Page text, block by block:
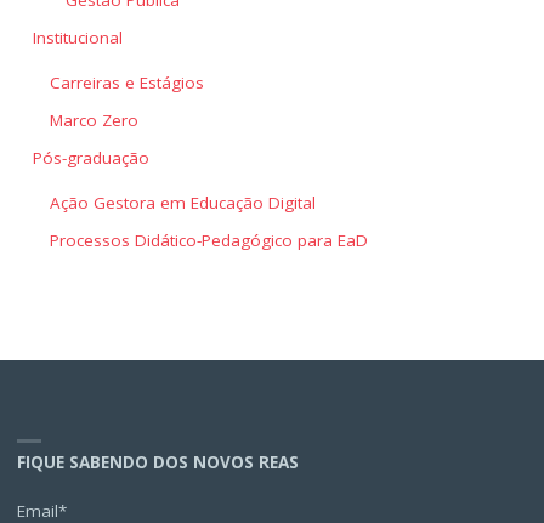
Institucional
Carreiras e Estágios
Marco Zero
Pós-graduação
Ação Gestora em Educação Digital
Processos Didático-Pedagógico para EaD
FIQUE SABENDO DOS NOVOS REAS
Email*